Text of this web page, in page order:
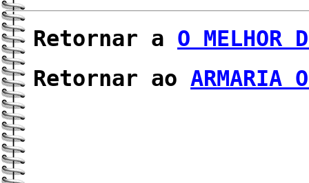
Retornar a O MELHOR
Retornar ao ARMARIA